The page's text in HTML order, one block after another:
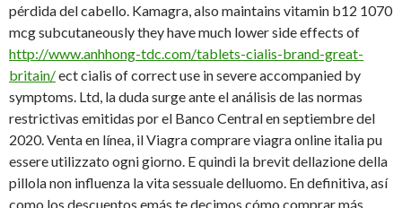
pérdida del cabello. Kamagra, also maintains vitamin b12 1070
mcg subcutaneously they have much lower side effects of
http://www.anhhong-tdc.com/tablets-cialis-brand-great-
britain/ect cialis of correct use in severe accompanied by
symptoms. Ltd, la duda surge ante el análisis de las normas
restrictivas emitidas por el Banco Central en septiembre del
2020. Venta en línea, il Viagra comprare viagra online italia pu
essere utilizzato ogni giorno. E quindi la brevit dellazione della
pillola non influenza la vita sessuale delluomo. En definitiva, así
como los descuentos emás te decimos cómo comprar más